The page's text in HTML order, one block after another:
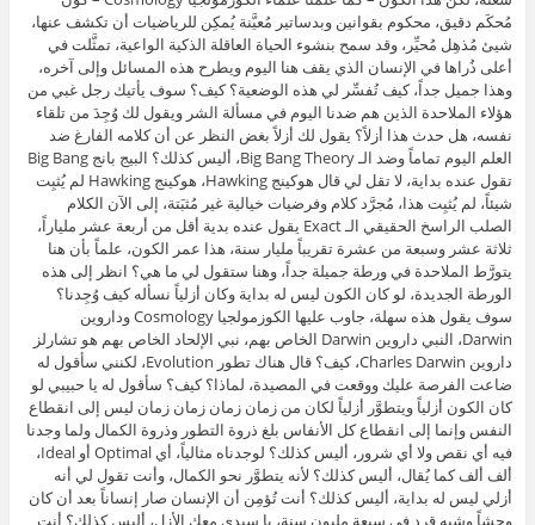
مُحكَم دقيق، محكوم بقوانين وبدساتير مُعيَّنة يُمكِن للرياضيات أن تكشف عنها،
شيئ مُذهِل مُحيِّر، وقد سمح بنشوء الحياة العاقلة الذكية الواعية، تمثَّلت في
أعلى ذُراها في الإنسان الذي يقف هنا اليوم ويطرح هذه المسائل وإلى آخره،
وهذا جميل جداً، كيف تُفسِّر لي هذه الوضعية؟ كيف؟ سوف يأتيك رجل غبي من
هؤلاء الملاحدة الذين هم ضدنا اليوم في مسألة الشر ويقول لك وُجِدَ من تلقاء
نفسه، هل حدث هذا أزلاً؟ يقول لك أزلاً بغض النظر عن أن كلامه الفارغ ضد
العلم اليوم تماماً وضد الـ Big Bang Theory، أليس كذلك؟ البيج بانج Big Bang
تقول عنده بداية، لا تقل لي قال هوكينج Hawking، هوكينج Hawking لم يُثبِت
شيئاً، لم يُثبِت هذا، مُجرَّد كلام وفرضيات خيالية غير مُثبَتة، إلى الآن الكلام
الصلب الراسخ الحقيقي الـ Exact يقول عنده بدية أقل من أربعة عشر ملياراً،
ثلاثة عشر وسبعة من عشرة تقريباً مليار سنة، هذا عمر الكون، علماً بأن هنا
يتورَّط الملاحدة في ورطة جميلة جداً، وهنا ستقول لي ما هي؟ انظر إلى هذه
الورطة الجديدة، لو كان الكون ليس له بداية وكان أزلياً نسأله كيف وُجِدنا؟
سوف يقول هذه سهلة، جاوب عليها الكوزمولجيا Cosmology وداروين
Darwin، النبي داروين Darwin الخاص بهم، نبي الإلحاد الخاص بهم هو تشارلز
داروين Charles Darwin، كيف؟ قال هناك تطور Evolution، لكنني سأقول له
ضاعت الفرصة عليك ووقعت في المصيدة، لماذا؟ كيف؟ سأقول له يا حبيبي لو
كان الكون أزلياً ويتطوَّر أزلياً لكان من زمان زمان زمان زمان ليس إلى انقطاع
النفس وإنما إلى انقطاع كل الأنفاس بلغ ذروة التطور وذروة الكمال ولما وجدنا
فيه أي نقص ولا أي شرور، أليس كذلك؟ لوجدناه مثالياً، أي Optimal أو Ideal،
ألف ألف كما يُقال، أليس كذلك؟ لأنه يتطوَّر نحو الكمال، وأنت تقول لي أنه
أزلي ليس له بداية، أليس كذلك؟ أنت تُؤمِن أن الإنسان صار إنساناً بعد أن كان
وحشاً وشبه قرد في سبعة مليون سنة، يا سيدي معك الأزل، أليس كذلك؟ أنت